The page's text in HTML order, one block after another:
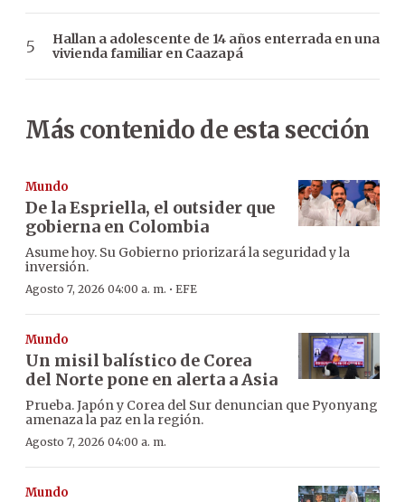
Hallan a adolescente de 14 años enterrada en una
vivienda familiar en Caazapá
Más contenido de esta sección
Mundo
De la Espriella, el outsider que
gobierna en Colombia
Asume hoy. Su Gobierno priorizará la seguridad y la
inversión.
Agosto 7, 2026 04:00 a. m. · EFE
Mundo
Un misil balístico de Corea
del Norte pone en alerta a Asia
Prueba. Japón y Corea del Sur denuncian que Pyonyang
amenaza la paz en la región.
Agosto 7, 2026 04:00 a. m.
Mundo